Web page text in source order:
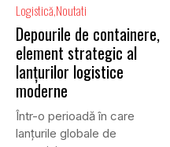
Logistică Noutati
Depourile de containere,
element strategic al
lanțurilor logistice
moderne
Într-o perioadă în care
lanțurile globale de